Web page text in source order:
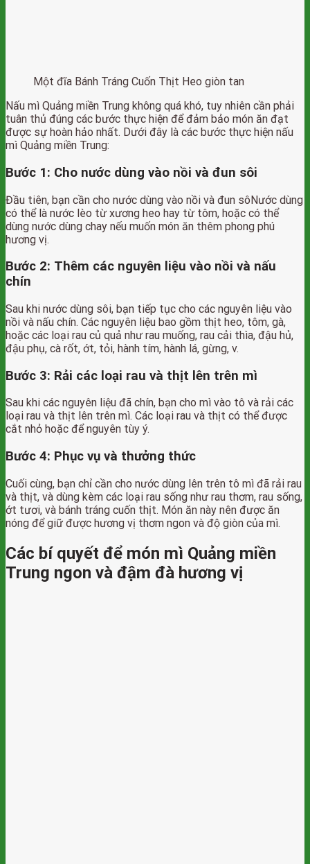
Một đĩa Bánh Tráng Cuốn Thịt Heo giòn tan
Nấu mì Quảng miền Trung không quá khó, tuy nhiên cần phải
tuân thủ đúng các bước thực hiện để đảm bảo món ăn đạt
được sự hoàn hảo nhất. Dưới đây là các bước thực hiện nấu
mì Quảng miền Trung:
Bước 1: Cho nước dùng vào nồi và đun sôi
Đầu tiên, bạn cần cho nước dùng vào nồi và đun sôNước dùng
có thể là nước lèo từ xương heo hay từ tôm, hoặc có thể
dùng nước dùng chay nếu muốn món ăn thêm phong phú
hương vị.
Bước 2: Thêm các nguyên liệu vào nồi và nấu
chín
Sau khi nước dùng sôi, bạn tiếp tục cho các nguyên liệu vào
nồi và nấu chín. Các nguyên liệu bao gồm thịt heo, tôm, gà,
hoặc các loại rau củ quả như rau muống, rau cải thìa, đậu hủ,
đậu phụ, cà rốt, ớt, tỏi, hành tím, hành lá, gừng, v.
Bước 3: Rải các loại rau và thịt lên trên mì
Sau khi các nguyên liệu đã chín, bạn cho mì vào tô và rải các
loại rau và thịt lên trên mì. Các loại rau và thịt có thể được
cắt nhỏ hoặc để nguyên tùy ý.
Bước 4: Phục vụ và thưởng thức
Cuối cùng, bạn chỉ cần cho nước dùng lên trên tô mì đã rải rau
và thịt, và dùng kèm các loại rau sống như rau thơm, rau sống,
ớt tươi, và bánh tráng cuốn thịt. Món ăn này nên được ăn
nóng để giữ được hương vị thơm ngon và độ giòn của mì.
Các bí quyết để món mì Quảng miền
Trung ngon và đậm đà hương vị